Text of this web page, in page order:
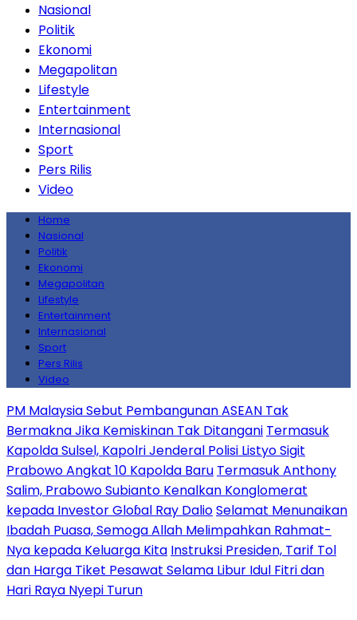
Nasional
Politik
Ekonomi
Megapolitan
Lifestyle
Entertainment
Internasional
Sport
Pers Rilis
Video
Home
Nasional
Politik
Ekonomi
Megapolitan
Lifestyle
Entertainment
Internasional
Sport
Pers Rilis
Video
PM Malaysia Sebut Pembangunan ASEAN Tak
Bermakna Jika Kemiskinan Tak Ditangani Termasuk
Kapolda Sulsel, Kapolri Jenderal Polisi Listyo Sigit
Prabowo Angkat 10 Kapolda Baru Termasuk Anthony
Salim, Prabowo Subianto Kenalkan Konglomerat
kepada Investor Gloɓal Ray DalioSelamat Menunaikan
Ibadah Puasa, Semoga Allah Melimpahkan Rahmat-
Nya kepada Keluarga Kita Instruksi Presiden, Tarif Tol
dan Harga Tiket Pesawat Selama Libur Idul Fitri dan
Hari Raya Nyepi Turun